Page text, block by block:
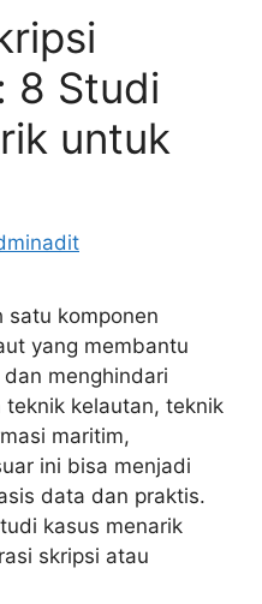
8 Studi
untuk
satu komponen
yang membantu
menghindari
teknik kelautan, teknik
maritim,
ini bisa menjadi
data dan praktis.
kasus menarik
skripsi atau